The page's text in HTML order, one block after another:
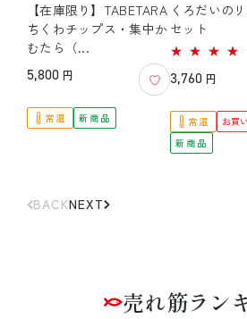
【在庫限り】TABETARA
ちくわチップス・集中か
むたら（...
通
価
5,800 円
常温 新商品
くろだいの
セット
通
価
格
3,760 円
常温
お買
新商品
BACKNEXT
売れ筋ラン